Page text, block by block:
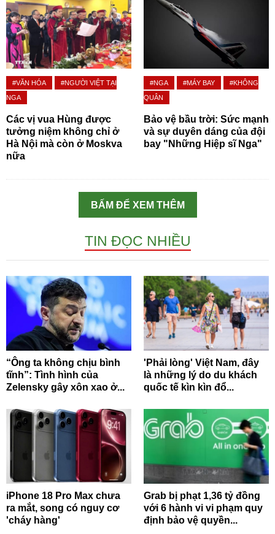
#VĂN HÓA
#NGƯỜI VIỆT TẠI
NGA
Các vị vua Hùng được
tưởng niệm không chỉ ở
Hà Nội mà còn ở Moskva
nữa
#NGA #MÁY BAY
#KHÔNG
QUÂN
Bảo vệ bầu trời: Sức mạnh
và sự duyên dáng của đội
bay "Những Hiệp sĩ Nga"
BẤM ĐỂ XEM THÊM
TIN ĐỌC NHIỀU
“Ông ta không chịu bình
tĩnh”: Tình hình của
Zelensky gây xôn xao ở...
'Phải lòng' Việt Nam, đây
là những lý do du khách
quốc tế kìn kìn đổ...
iPhone 18 Pro Max chưa
ra mắt, song có nguy cơ
'cháy hàng'
Grab bị phạt 1,36 tỷ đồng
với 6 hành vi vi phạm quy
định bảo vệ quyền...